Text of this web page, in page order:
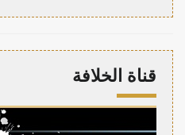
قناة الخلافة